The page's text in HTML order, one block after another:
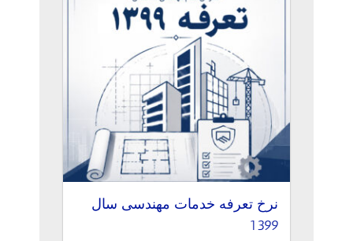
نرخ تعرفه خدمات مهندسی سال
1399